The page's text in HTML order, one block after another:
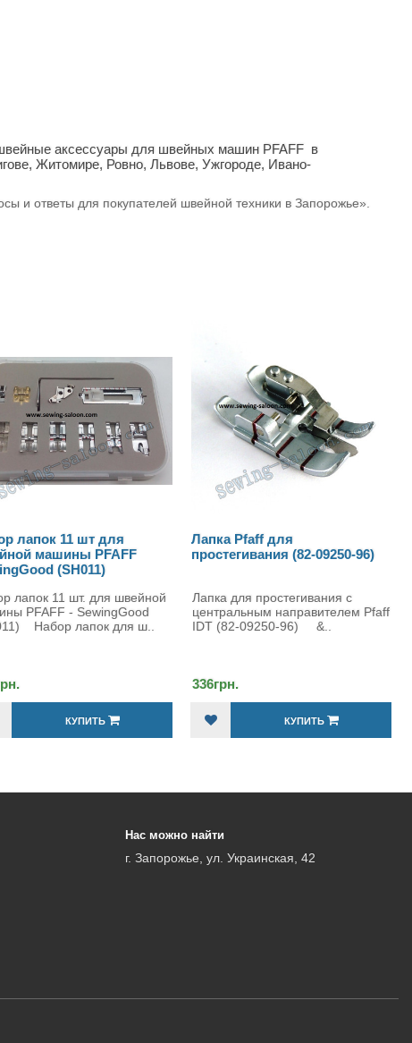
аксессуары для швейных машин PFAFF в
Житомире, Ровно, Львове, Ужгороде, Ивано-
и ответы для покупателей швейной техники в Запорожье».
Лапка Pfaff для
простегивания (82-09250-96)
Лапка для простегивания с
центральным направителем Pfaff
IDT (82-09250-96) &..
336грн.
КУПИТЬ
Набор шпулек Pfaff (820779-
096)
Набор шпулек Pfaff (820779-
Набор шпулек Pfaff (820779-
— это качественный комплект
240грн.
КУПИТЬ
Нас можно найти
г. Запорожье, ул. Украинская, 42